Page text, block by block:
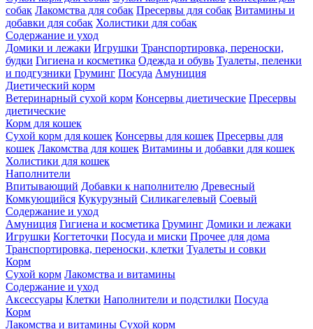
собак Лакомства для собак Пресервы для собак Витамины и
добавки для собак Холистики для собак
Содержание и уход
Домики и лежаки Игрушки Транспортировка, переноски,
будки Гигиена и косметика Одежда и обувь Туалеты, пеленки
и подгузники Груминг Посуда Амуниция
Диетический корм
Ветеринарный сухой корм Консервы диетические Пресервы
диетические
Корм для кошек
Сухой корм для кошек Консервы для кошек Пресервы для
кошек Лакомства для кошек Витамины и добавки для кошек
Холистики для кошек
Наполнители
Впитывающий Добавки к наполнителю Древесный
Комкующийся Кукурузный Силикагелевый Соевый
Содержание и уход
Амуниция Гигиена и косметика Груминг Домики и лежаки
Игрушки Когтеточки Посуда и миски Прочее для дома
Транспортировка, переноски, клетки Туалеты и совки
Корм
Сухой корм Лакомства и витамины
Содержание и уход
Аксессуары Клетки Наполнители и подстилки Посуда
Корм
Лакомства и витамины Сухой корм